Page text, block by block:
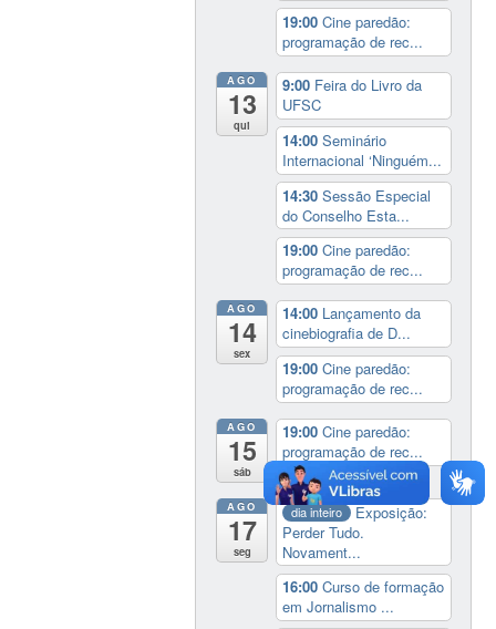
19:00Cine paredão:
programação de rec...
AGO
13
qui
9:00 Feira do Livro da
UFSC
14:00Seminário
Internacional ‘Ninguém...
14:30Sessão Especial
do Conselho Esta...
19:00Cine paredão:
programação de rec...
AGO
14
sex
14:00 Lançamento da
cinebiografia de D...
19:00Cine paredão:
programação de rec...
AGO
15
sáb
19:00Cine paredão:
programação de rec...
AGO
17
seg
dia inteiro
Exposição:
Perder Tudo.
Novament...
16:00Curso de formação
em Jornalismo ...